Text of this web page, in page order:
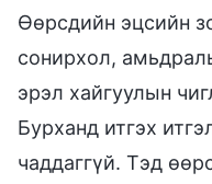
Өөрсдийн эцсийн
сонирхол,
эрэл хайгуулын
Бурханд итгэх
чаддаггүй. Тэд